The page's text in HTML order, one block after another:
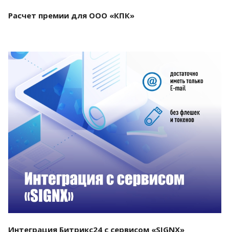
Расчет премии для ООО «КПК»
Смотреть проект
Интеграция Битрикс24 с сервисом «SIGNX»